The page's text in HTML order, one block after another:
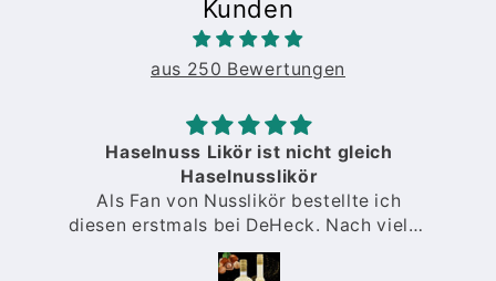
Kunden
aus 250 Bewertungen
Haselnuss Likör ist nicht gleich
Haselnusslikör
Als Fan von Nusslikör bestellte ich
diesen erstmals bei DeHeck. Nach vielen
Proben anderer Sorten von
verschiedenen Anbietern stellte ich fest,